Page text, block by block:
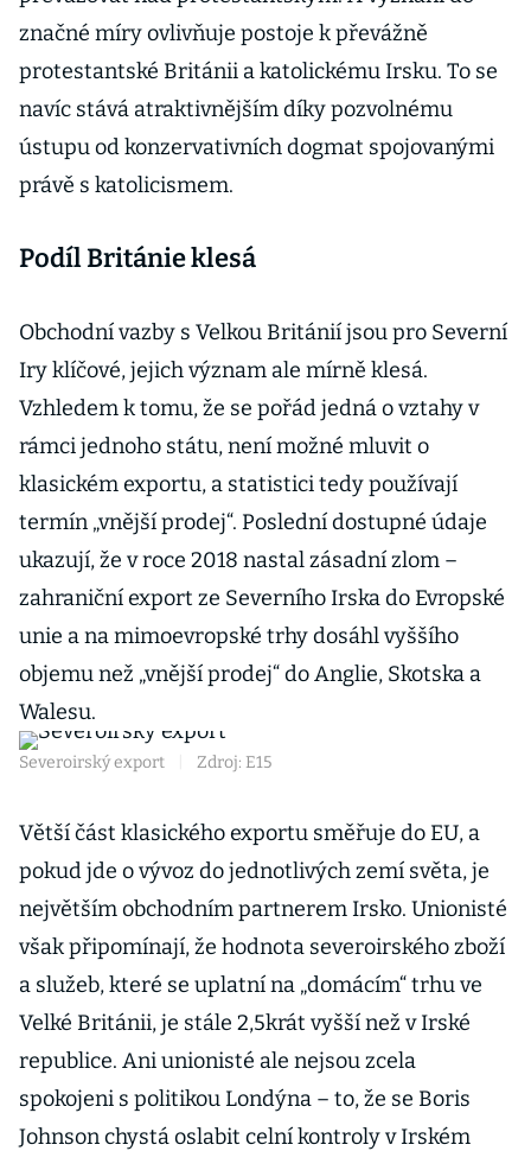
značné míry ovlivňuje postoje k převážně
protestantské Británii a katolickému Irsku. To se
navíc stává atraktivnějším díky pozvolnému
ústupu od konzervativních dogmat spojovanými
právě s katolicismem.
Podíl Británie klesá
Obchodní vazby s Velkou Británií jsou pro Severní
Iry klíčové, jejich význam ale mírně klesá.
Vzhledem k tomu, že se pořád jedná o vztahy v
rámci jednoho státu, není možné mluvit o
klasickém exportu, a statistici tedy používají
termín „vnější prodej“. Poslední dostupné údaje
ukazují, že v roce 2018 nastal zásadní zlom –
zahraniční export ze Severního Irska do Evropské
unie a na mimoevropské trhy dosáhl vyššího
objemu než „vnější prodej“ do Anglie, Skotska a
Walesu.
Severoirský export Zdroj: E15
Větší část klasického exportu směřuje do EU, a
pokud jde o vývoz do jednotlivých zemí světa, je
největším obchodním partnerem Irsko. Unionisté
však připomínají, že hodnota severoirského zboží
a služeb, které se uplatní na „domácím“ trhu ve
Velké Británii, je stále 2,5krát vyšší než v Irské
republice. Ani unionisté ale nejsou zcela
spokojeni s politikou Londýna – to, že se Boris
Johnson chystá oslabit celní kontroly v Irském